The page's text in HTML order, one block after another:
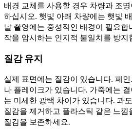
배경 교체를 사용할 경우 차량과 조
하십시오. 햇빛 아래 차량에는 햇빛
날 촬영에는 중성적인 배경이 필요합
작을 암시하는 인지적 불일치를 방지
질감 유지
실제 표면에는 질감이 있습니다. 페
나 플레이크가 있습니다. 가죽에는
는 미세한 광택 차이가 있습니다. 과
질감을 제거하고 플라스틱 같은 느낌
질감을 보존하세요.